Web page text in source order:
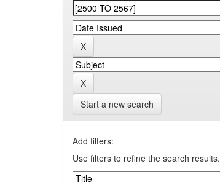
Start a new search
Add filters:
Use filters to refine the search results.